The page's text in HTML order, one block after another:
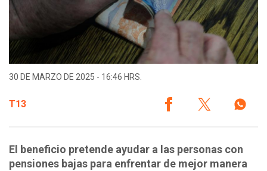
30 DE MARZO DE 2025 - 16:46 HRS.
T13
El beneficio pretende ayudar a las personas con
pensiones bajas para enfrentar de mejor manera